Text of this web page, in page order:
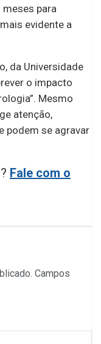
para
evidente a
da Universidade
o impacto
Mesmo
atenção,
podem se agravar
Fale com o
Campos